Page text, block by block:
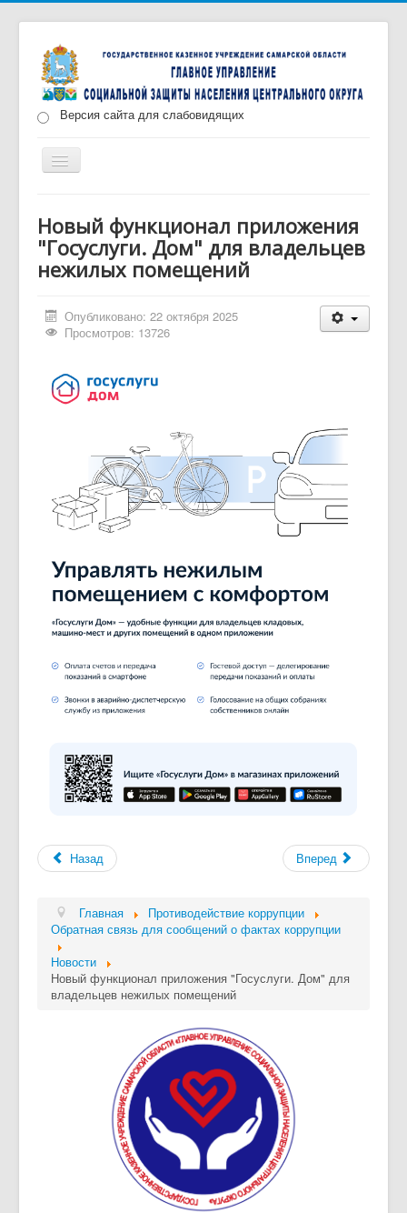
Версия сайта для слабовидящих
Включить/
выключить
Документы Меры социальной поддержки
Противодействие коррупции Запись на прием
Новый функционал приложения
"Госуслуги. Дом" для владельцев
нежилых помещений
Опубликовано: 22 октября 2025
Просмотров: 13726
Назад Вперед
Главная
Противодействие коррупции
Обратная связь для сообщений о фактах коррупции
Новости
Новый функционал приложения "Госуслуги. Дом" для
владельцев нежилых помещений